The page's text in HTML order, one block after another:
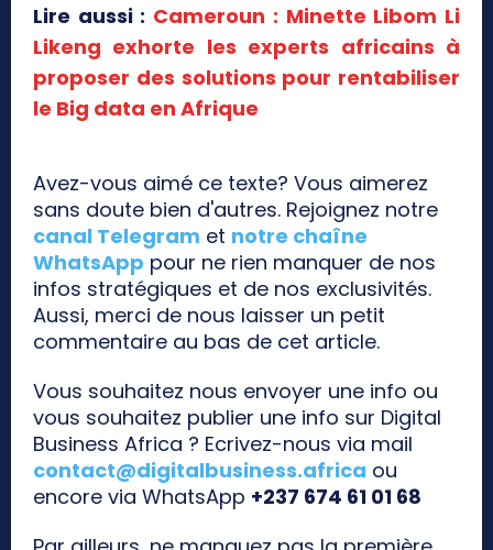
Lire aussi : Cameroun : Minette Libom Li
Likeng exhorte les experts africains à
proposer des solutions pour rentabiliser
le Big data en Afrique
Avez-vous aimé ce texte? Vous aimerez
sans doute bien d'autres. Rejoignez notre
canal Telegram et notre chaîne
WhatsApp pour ne rien manquer de nos
infos stratégiques et de nos exclusivités.
Aussi, merci de nous laisser un petit
commentaire au bas de cet article.
Vous souhaitez nous envoyer une info ou
vous souhaitez publier une info sur Digital
Business Africa ? Ecrivez-nous via mail
contact@digitalbusiness.africa ou
encore via WhatsApp +237 674 61 01 68